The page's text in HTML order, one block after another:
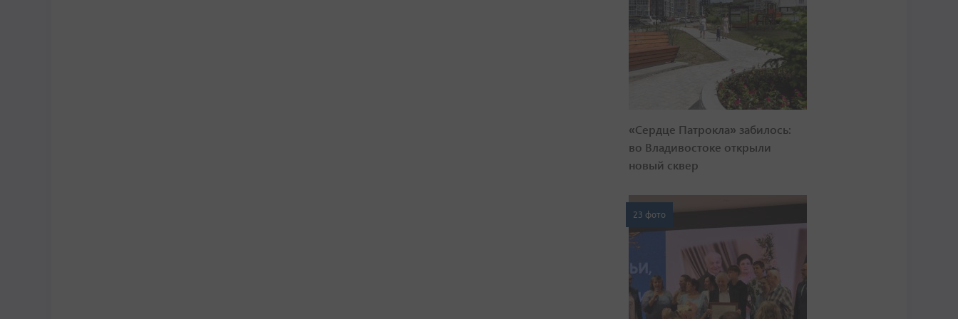
«Сердце Патрокла» забилось:
во Владивостоке открыли
новый сквер
23 фото